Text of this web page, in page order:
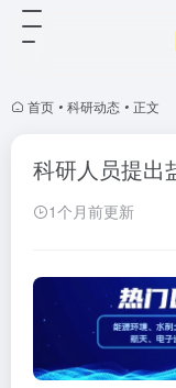
首页 • 科研动态 • 正文
科研人员提出
1个月前更新